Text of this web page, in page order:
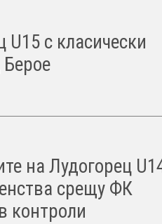
U15 с класически
Берое
на Лудогорец
срещу ФК
контроли